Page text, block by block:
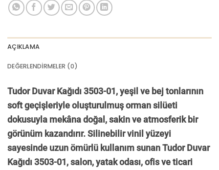
AÇIKLAMA
DEĞERLENDIRMELER (0)
Tudor Duvar Kağıdı 3503-01, yeşil ve bej tonlarının
soft geçişleriyle oluşturulmuş orman silüeti
dokusuyla mekâna doğal, sakin ve atmosferik bir
görünüm kazandırır. Silinebilir vinil yüzeyi
sayesinde uzun ömürlü kullanım sunan Tudor Duvar
Kağıdı 3503-01, salon, yatak odası, ofis ve ticari